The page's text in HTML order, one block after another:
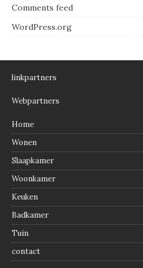
Comments feed
WordPress.org
linkpartners
Webpartners
Home
Wonen
Slaapkamer
Woonkamer
Keuken
Badkamer
Tuin
contact